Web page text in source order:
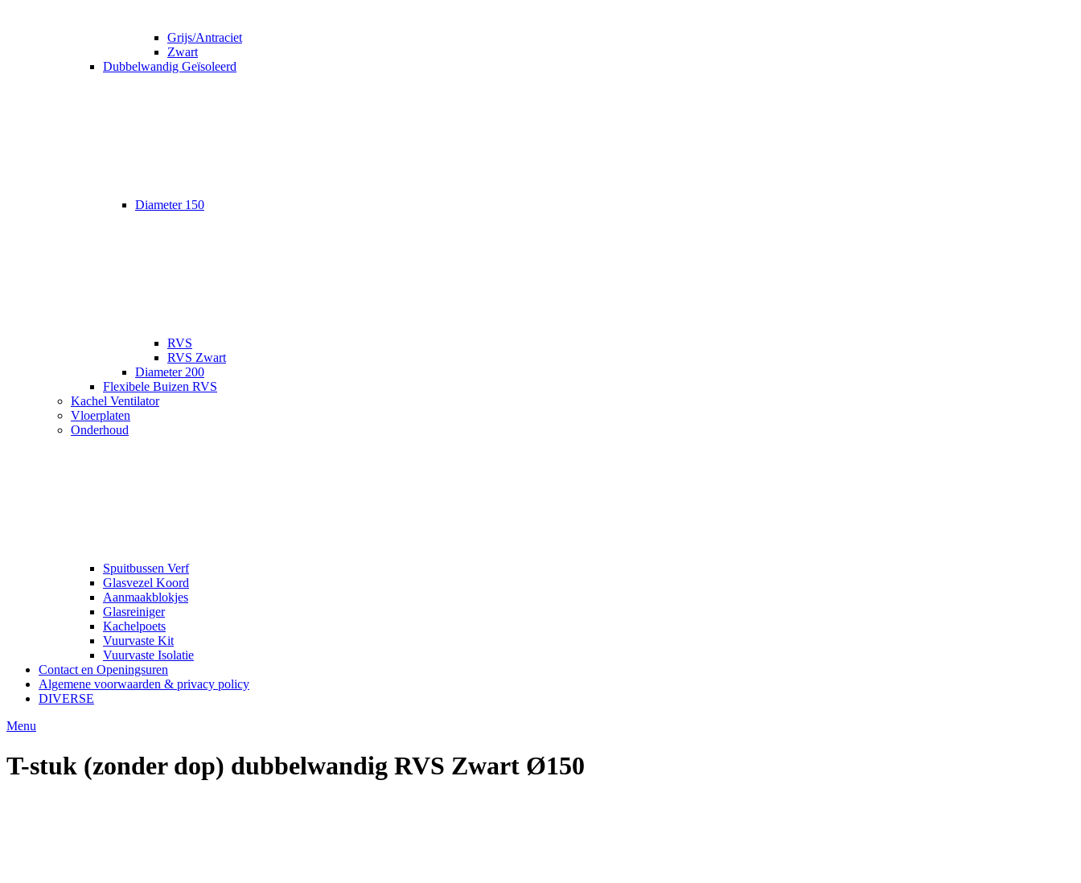
Grijs/Antraciet
Zwart
Dubbelwandig Geïsoleerd
Diameter 150
RVS
RVS Zwart
Diameter 200
Flexibele Buizen RVS
Kachel Ventilator
Vloerplaten
Onderhoud
Spuitbussen Verf
Glasvezel Koord
Aanmaakblokjes
Glasreiniger
Kachelpoets
Vuurvaste Kit
Vuurvaste Isolatie
Contact en Openingsuren
Algemene voorwaarden & privacy policy
DIVERSE
Menu
T-stuk (zonder dop) dubbelwandig RVS Zwart Ø150